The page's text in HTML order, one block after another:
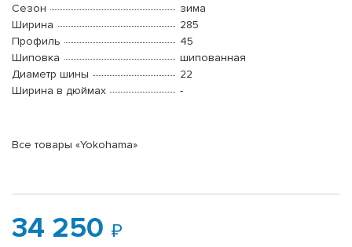
Сезон
зима
Ширина
285
Профиль
45
Шиповка
шипованная
Диаметр шины
22
Ширина в дюймах
-
Все товары «Yokohama»
34 250